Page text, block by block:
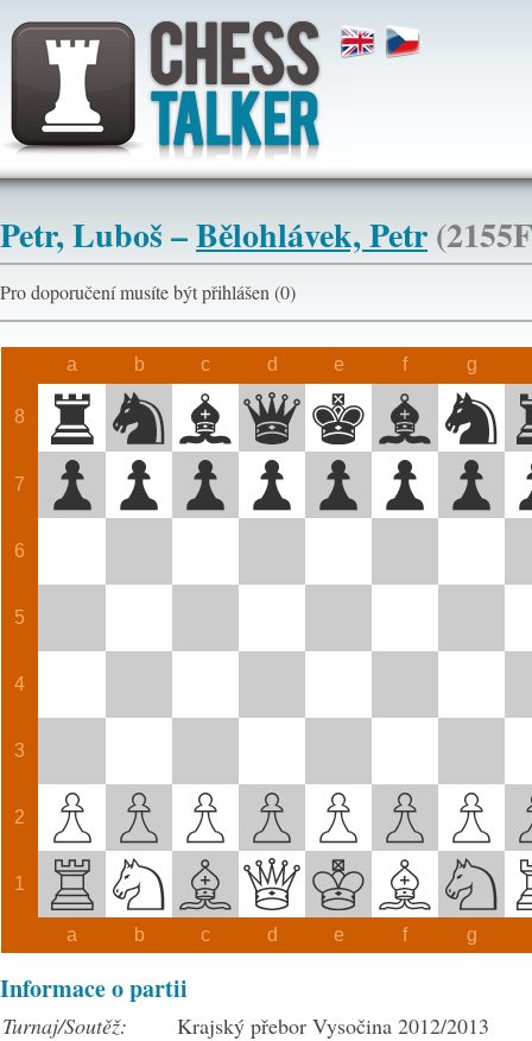
Petr, Luboš –Bělohlávek, Petr
Pro doporučení musíte být přihlášen (0)
a b c d e f g
8
7
6
5
4
3
2
1
a b c d e f g
Informace o partii
Turnaj/Soutěž: Krajský přebor Vysočina 2012/2013